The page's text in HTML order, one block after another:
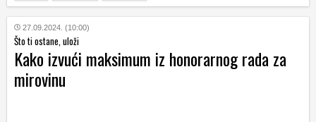
27.09.2024. (10:00)
Što ti ostane, uloži
Kako izvući maksimum iz honorarnog rada za
mirovinu